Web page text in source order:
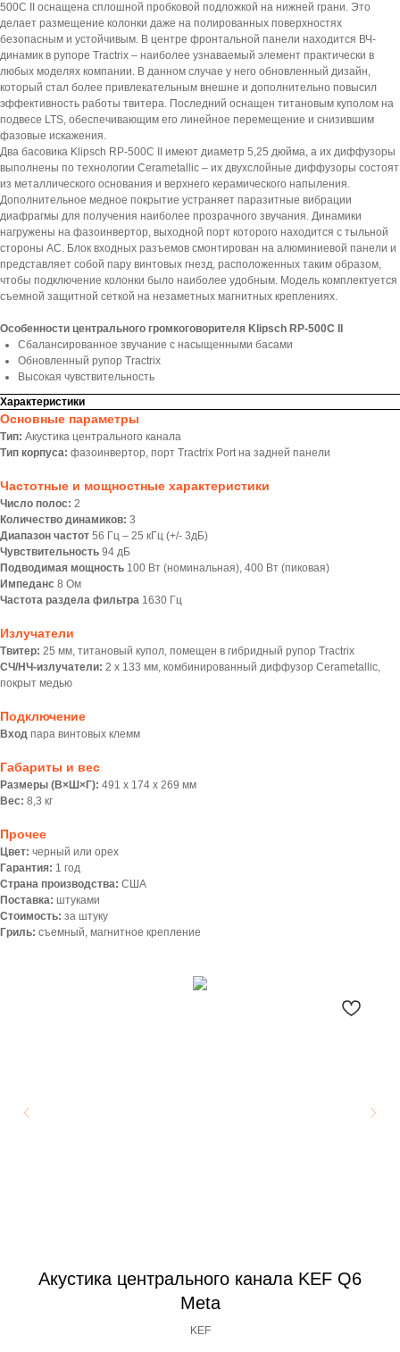
500C II оснащена сплошной пробковой подложкой на нижней грани. Это
делает размещение колонки даже на полированных поверхностях
безопасным и устойчивым. В центре фронтальной панели находится ВЧ-
динамик в рупоре Tractrix – наиболее узнаваемый элемент практически в
любых моделях компании. В данном случае у него обновленный дизайн,
который стал более привлекательным внешне и дополнительно повысил
эффективность работы твитера. Последний оснащен титановым куполом на
подвесе LTS, обеспечивающим его линейное перемещение и снизившим
фазовые искажения.
Два басовика Klipsch RP-500C II имеют диаметр 5,25 дюйма, а их диффузоры
выполнены по технологии Cerametallic – их двухслойные диффузоры состоят
из металлического основания и верхнего керамического напыления.
Дополнительное медное покрытие устраняет паразитные вибрации
диафрагмы для получения наиболее прозрачного звучания. Динамики
нагружены на фазоинвертор, выходной порт которого находится с тыльной
стороны АС. Блок входных разъемов смонтирован на алюминиевой панели и
представляет собой пару винтовых гнезд, расположенных таким образом,
чтобы подключение колонки было наиболее удобным. Модель комплектуется
съемной защитной сеткой на незаметных магнитных креплениях.
Особенности центрального громкоговорителя Klipsch RP-500C II
Сбалансированное звучание с насыщенными басами
Обновленный рупор Tractrix
Высокая чувствительность
Характеристики
Основные параметры
Тип: Акустика центрального канала
Тип корпуса: фазоинвертор, порт Tractrix Port на задней панели
Частотные и мощностные характеристики
Число полос: 2
Количество динамиков: 3
Диапазон частот 56 Гц – 25 кГц (+/- 3дБ)
Чувствительность 94 дБ
Подводимая мощность 100 Вт (номинальная), 400 Вт (пиковая)
Импеданс 8 Ом
Частота раздела фильтра 1630 Гц
Излучатели
Твитер: 25 мм, титановый купол, помещен в гибридный рупор Tractrix
СЧ/НЧ-излучатели: 2 х 133 мм, комбинированный диффузор Cerametallic,
покрыт медью
Подключение
Вход пара винтовых клемм
Габариты и вес
Размеры (В×Ш×Г): 491 x 174 x 269 мм
Вес: 8,3 кг
Прочее
Цвет: черный или орех
Гарантия: 1 год
Страна производства: США
Поставка: штуками
Стоимость: за штуку
Гриль: съемный, магнитное крепление
Акустика центрального канала KEF Q6
Meta
KEF